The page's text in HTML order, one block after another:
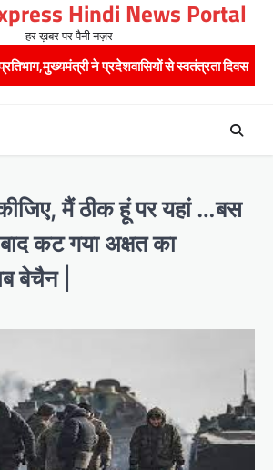
Hindi News Portal
हर ख़बर पर पैनी नज़र
प्रदेशवासियों से स्वतंत्रता दिवस पर अपने घरों में तिरंगा
कीजिए, मैं ठीक हूं पर यहां …बस
कट गया अक्षत का
बेचैन |